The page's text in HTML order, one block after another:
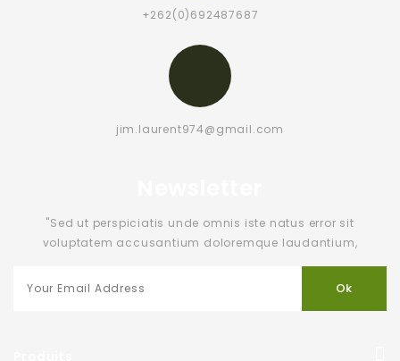
+262(0)692487687
jim.laurent974@gmail.com
"Sed ut perspiciatis unde omnis iste natus error sit
voluptatem accusantium doloremque laudantium,